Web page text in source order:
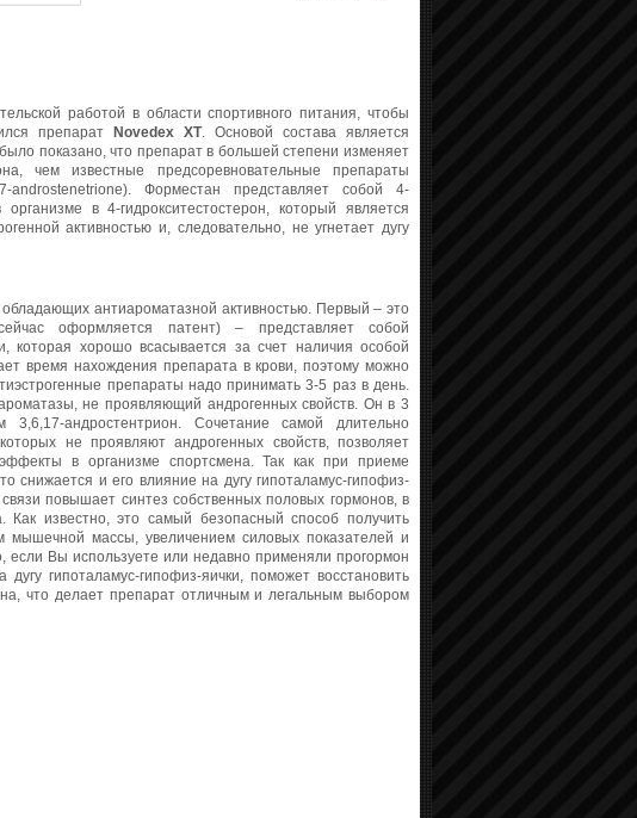
работой в области спортивного питания, чтобы
препарат
Novedex XT. Основой состава является
показано, что препарат в большей степени изменяет
чем известные предсоревновательные препараты
androstenetrione). Форместан представляет собой 4-
в 4-гидрокситестостерон, который является
активностью и, следовательно, не угнетает дугу
антиароматазной активностью. Первый – это
оформляется патент) – представляет собой
которая хорошо всасывается за счет наличия особой
время нахождения препарата в крови, поэтому можно
препараты надо принимать 3-5 раз в день.
не проявляющий андрогенных свойств. Он в 3
андростентрион. Сочетание самой длительно
не проявляют андрогенных свойств, позволяет
в организме спортсмена. Так как при приеме
снижается и его влияние на дугу гипоталамус-гипофиз-
повышает синтез собственных половых гормонов, в
Как известно, это самый безопасный способ получить
мышечной массы, увеличением силовых показателей и
Вы используете или недавно применяли прогормон
гипоталамус-гипофиз-яички, поможет восстановить
что делает препарат отличным и легальным выбором